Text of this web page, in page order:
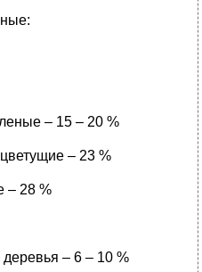
– 15 – 20 %
– 23 %
– 28 %
– 6 – 10 %